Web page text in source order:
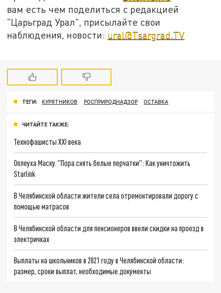
вам есть чем поделиться с редакцией
"Царьград Урал", присылайте свои
наблюдения, новости: ural@Tsargrad.TV
ТЕГИ: КУРЯТНИКОВ РОСПРИРОДНАДЗОР ОСТАВКА
ЧИТАЙТЕ ТАКЖЕ:
Технофашисты XXI века
Оплеуха Маску. "Пора снять белые перчатки": Как уничтожить
Starlink
В Челябинской области жители села отремонтировали дорогу с
помощью матрасов
В Челябинской области для пенсионеров ввели скидки на проезд в
электричках
Выплаты на школьников в 2021 году в Челябинской области:
размер, сроки выплат, необходимые документы